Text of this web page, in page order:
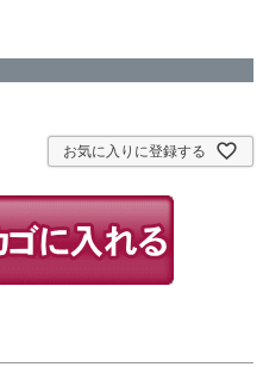
お気に入りに登録する